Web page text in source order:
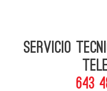
Servicio
643